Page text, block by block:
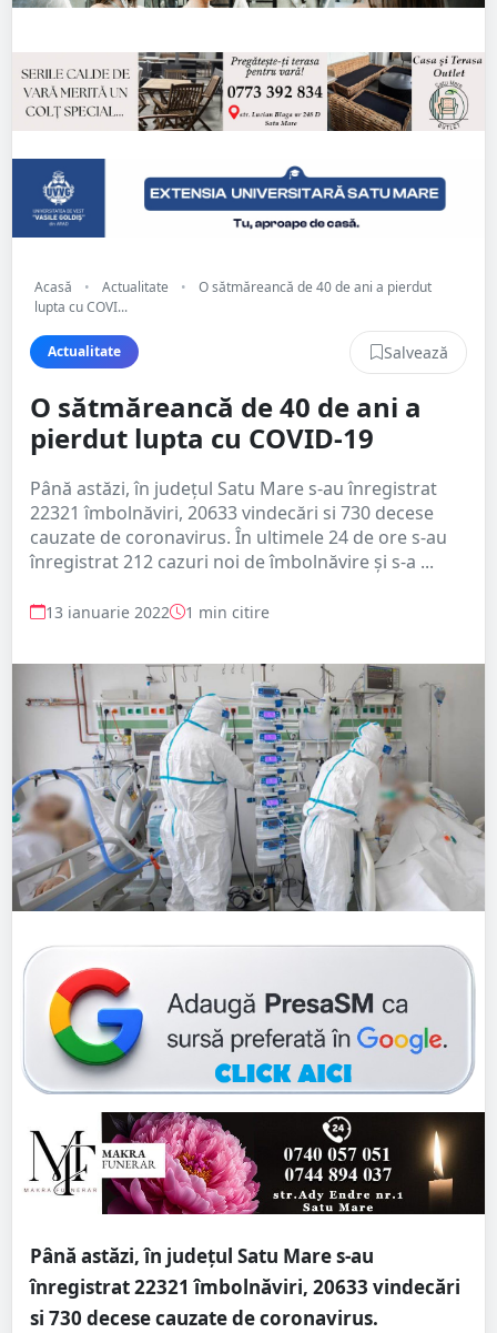
Acasă • Actualitate •
O sătmăreancă de 40 de ani a pierdut
lupta cu COVI...
Actualitate Salvează
O sătmăreancă de 40 de ani a
pierdut lupta cu COVID-19
Până astăzi, în județul Satu Mare s-au înregistrat
22321 îmbolnăviri, 20633 vindecări si 730 decese
cauzate de coronavirus. În ultimele 24 de ore s-au
înregistrat 212 cazuri noi de îmbolnăvire și s-a ...
13 ianuarie 2022 1 min citire
Până astăzi, în județul Satu Mare s-au
înregistrat 22321 îmbolnăviri, 20633 vindecări
si 730 decese cauzate de coronavirus.